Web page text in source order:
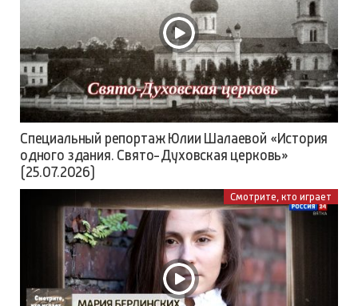
Специальный репортаж Юлии Шалаевой «История
одного здания. Свято-Духовская церковь»
(25.07.2026)
Смотрите, кто играет